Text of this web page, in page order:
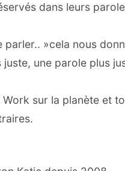
dans leurs
»cela nous
une parole plus
sur la planète et